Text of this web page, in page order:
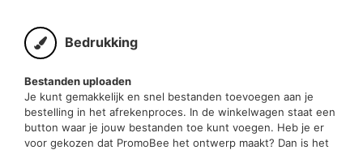
Bedrukking
Bestanden uploaden
Je kunt gemakkelijk en snel bestanden toevoegen aan je
bestelling in het afrekenproces. In de winkelwagen staat een
button waar je jouw bestanden toe kunt voegen. Heb je er
voor gekozen dat PromoBee het ontwerp maakt? Dan is het